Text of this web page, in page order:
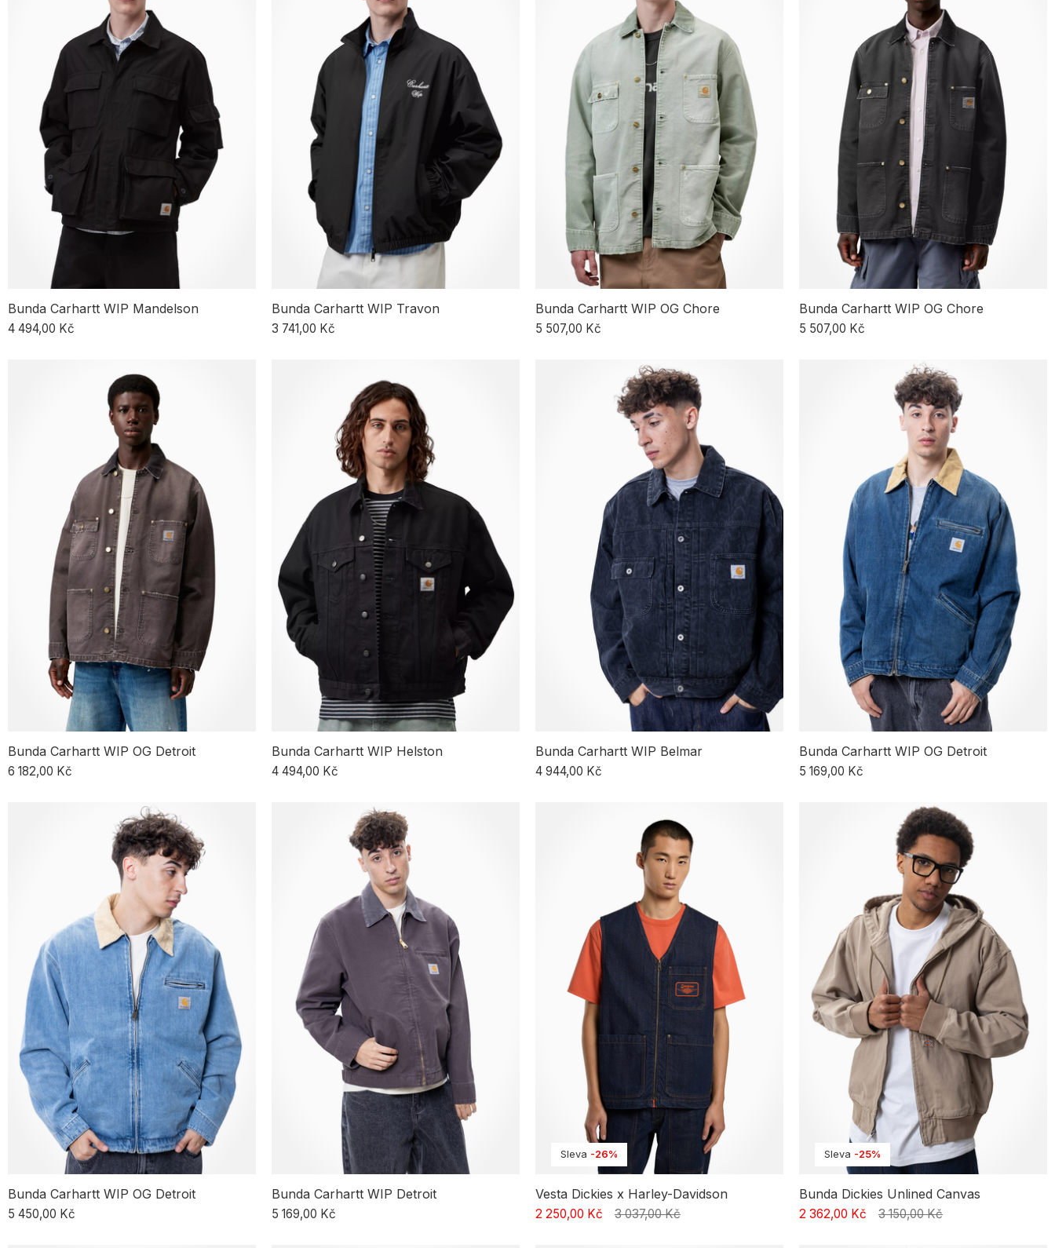
Bunda Carhartt WIP Mandelson
4 494,00 Kč
Bunda Carhartt WIP Travon
3 741,00 Kč
Bunda Carhartt WIP OG Chore
5 507,00 Kč
Bunda Carhartt WIP OG Chore
5 507,00 Kč
Bunda Carhartt WIP OG Detroit
6 182,00 Kč
Bunda Carhartt WIP Helston
4 494,00 Kč
Bunda Carhartt WIP Belmar
4 944,00 Kč
Bunda Carhartt WIP OG Detroit
5 169,00 Kč
Bunda Carhartt WIP OG Detroit
5 450,00 Kč
Bunda Carhartt WIP Detroit
5 169,00 Kč
Sleva -26%
Vesta Dickies x Harley-Davidson
2 250,00 Kč 3 037,00 Kč
Sleva -25%
Bunda Dickies Unlined Canvas
2 362,00 Kč 3 150,00 Kč